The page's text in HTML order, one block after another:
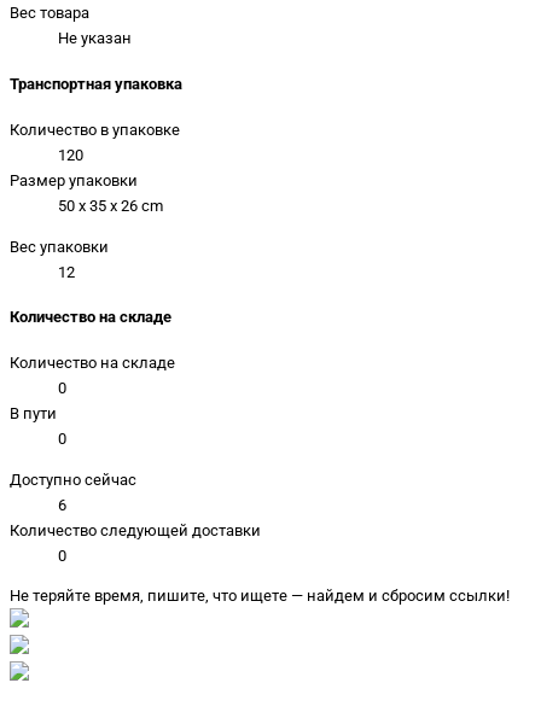
Вес товара
Не указан
Транспортная упаковка
Количество в упаковке
120
Размер упаковки
50 x 35 x 26 cm
Вес упаковки
12
Количество на складе
Количество на складе
0
В пути
0
Доступно сейчас
6
Количество следующей доставки
0
Не теряйте время, пишите, что ищете — найдем и сбросим ссылки!